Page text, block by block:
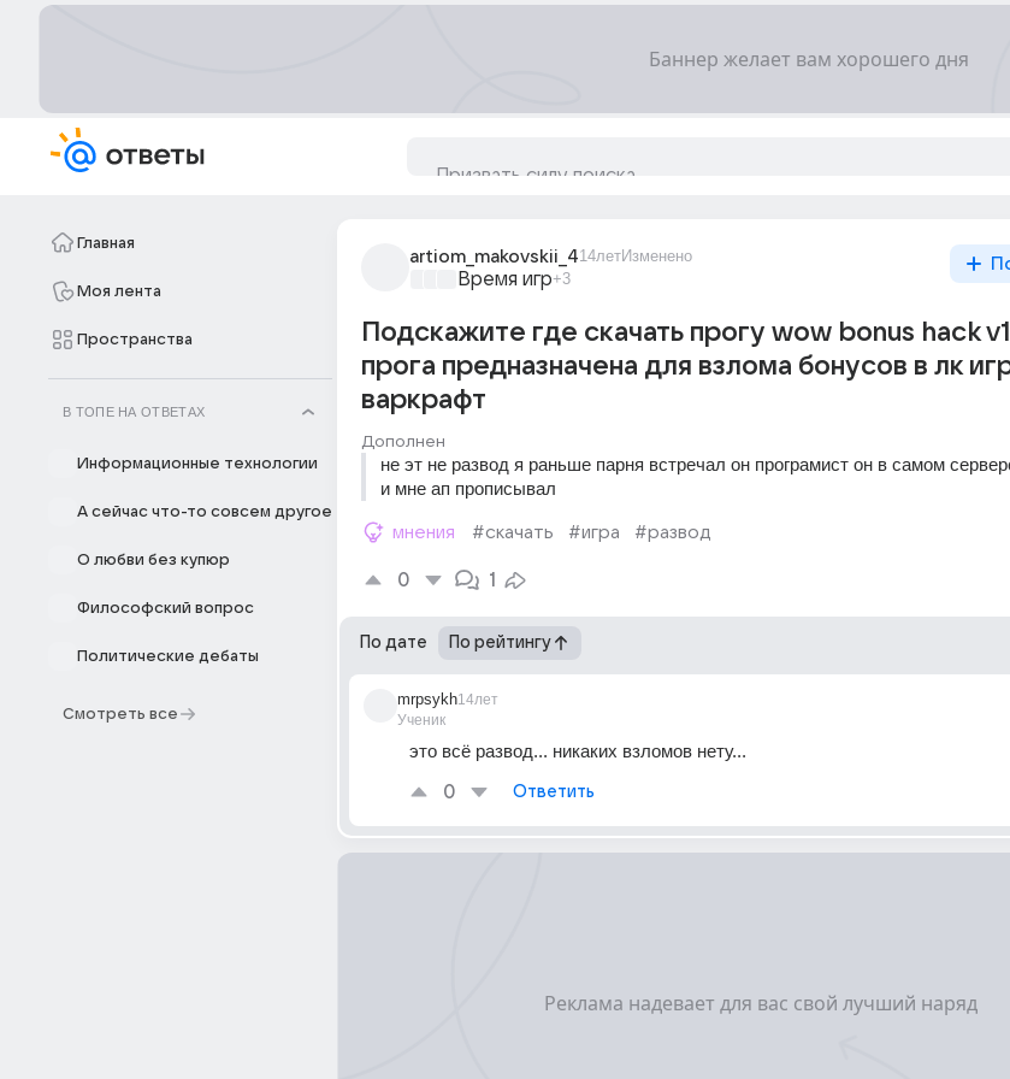
Главная
Моя лента
Пространства
В ТОПЕ НА ОТВЕТАХ
Информационные технологии
А сейчас что-то совсем другое
О любви без купюр
Философский вопрос
Политические дебаты
Смотреть все
artiom_makovskii_414летИзменено
Время игр+3
Подскажите где скачать прогу wow bonus hack
прога предназначена для взлома бонусов в лк
варкрафт
Дополнен
не эт не развод я раньше парня встречал он програмист он в самом
и мне ап прописывал
мнения #скачать #игра #развод
0 1
По дате По рейтингу
mrpsykh
Ученик
14лет
это всё развод... никаких взломов нету...
0 Ответить